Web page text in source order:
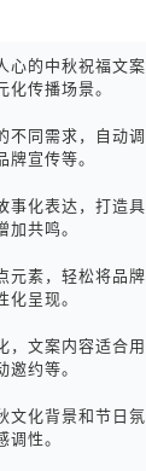
心的中秋祝福文
化传播场景。
不同需求，自动
牌宣传等。
事化表达，打造
加共鸣。
元素，轻松将品
化呈现。
，文案内容适合
邀约等。
文化背景和节日
调性。